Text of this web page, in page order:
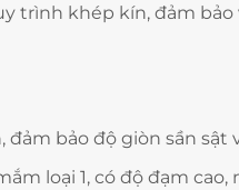
trình khép kín, đảm
đảm bảo độ giòn sần
loại 1, có độ đạm